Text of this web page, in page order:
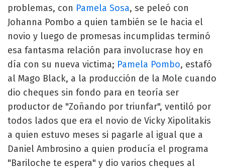
problemas, con Pamela Sosa, se peleó con
Johanna Pombo a quien también se le hacia el
novio y luego de promesas incumplidas terminó
esa fantasma relación para involucrase hoy en
día con su nueva victima; Pamela Pombo, estafó
al Mago Black, a la producción de la Mole cuando
dio cheques sin fondo para en teoría ser
productor de "Zoñando por triunfar", ventiló por
todos lados que era el novio de Vicky Xipolitakis
a quien estuvo meses si pagarle al igual que a
Daniel Ambrosino a quien producía el programa
"Bariloche te espera" y dio varios cheques al